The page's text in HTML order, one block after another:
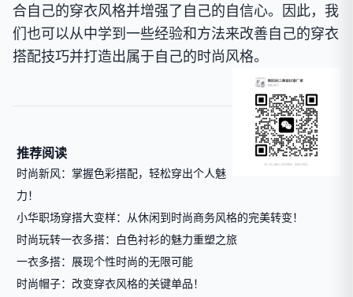
合自己的穿衣风格并增强了自己的自信心。因此，我
们也可以从中学到一些经验和方法来改善自己的穿衣
搭配技巧并打造出属于自己的时尚风格。
推荐阅读
时尚新风：掌握色彩搭配，轻松穿出个人魅
力！
小华职场穿搭大变样：从休闲到时尚商务风格的完美转变！
时尚玩转一衣多搭：白色衬衫的魅力重塑之旅
一衣多搭：展现个性时尚的无限可能
时尚帽子：改变穿衣风格的关键单品！